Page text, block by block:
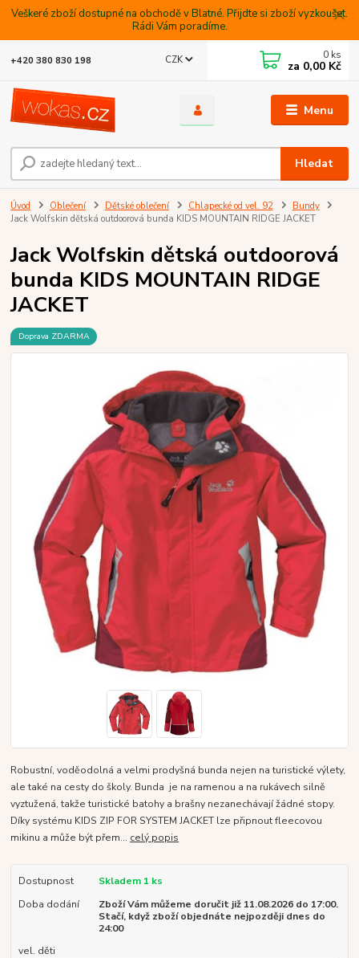
Veškeré zboží dostupné na obchodě v Blatné. Přijdte si zboží vyzkoušet.
Rádi Vám poradíme.
Menu
CZK
Hledat
+420 380 830 198 0 ks
za 0,00 Kč
Úvod Oblečení Dětské oblečení Chlapecké od vel. 92
Bundy
Jack Wolfskin dětská outdoorová bunda KIDS MOUNTAIN RIDGE JACKET
Jack Wolfskin dětská outdoorová
bunda KIDS MOUNTAIN RIDGE
JACKET
Doprava ZDARMA
Robustní, voděodolná a velmi prodyšná bunda nejen na turistické výlety,
ale také na cesty do školy. Bunda je na ramenou a na rukávech silně
vyztužená, takže turistické batohy a brašny nezanechávají žádné stopy.
Díky systému KIDS ZIP FOR SYSTEM JACKET lze připnout fleecovou
mikinu a může být přem... celý popis
Dostupnost
Skladem 1 ks
Doba dodání
Zboží Vám můžeme doručit již 11.08.2026 do 17:00.
Stačí, když zboží objednáte nejpozději dnes do
24:00
vel. děti